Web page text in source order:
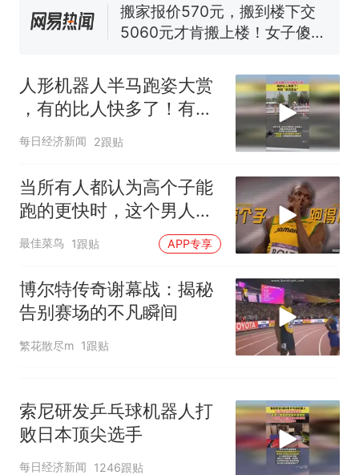
了……
视频丨只要一枚命中就能让航
母瘫痪 轰-6J实力有多强？
电力部门回应
台风"白海豚"登陆 中心附近最
大风力14级
热
十多万人报名的考试，成绩
人形机器人半马跑姿大赏
，有的比人快多了！有的
“状况百出”
每日经济新闻 2跟贴
当所有人都认为高个子能
跑的更快时，这个男人杀
了出来！
最佳菜鸟 1跟贴 APP专享
博尔特传奇谢幕战：揭秘
告别赛场的不凡瞬间
繁花散尽m 1跟贴
索尼研发乒乓球机器人打
败日本顶尖选手
每日经济新闻 1246跟贴